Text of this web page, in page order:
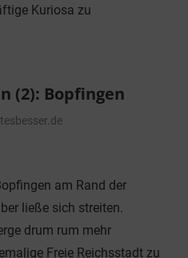
Kuriosa zu
(2): Bopfingen
am Rand der
ließe sich streiten.
drum rum mehr
Freie Reichsstadt zu